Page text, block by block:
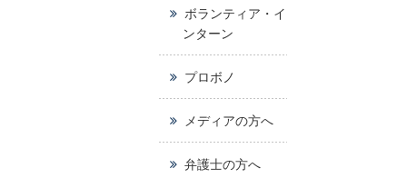
ボランティア・イ
ンターン
プロボノ
メディアの方へ
弁護士の方へ